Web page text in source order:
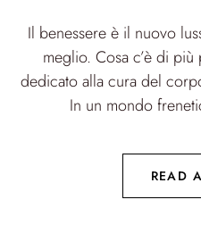
Il benessere è il nuovo
meglio. Cosa c’è di
dedicato alla cura del
In un mondo
READ